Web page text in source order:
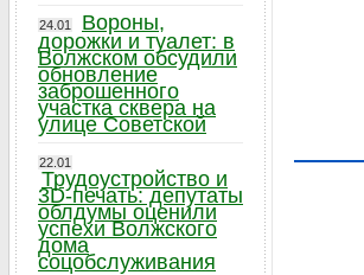
24.01
Вороны,
дорожки и туалет: в
Волжском обсудили
обновление
заброшенного
участка сквера на
улице Советской
22.01
Трудоустройство и
3D-печать: депутаты
облдумы оценили
успехи Волжского
дома
соцобслуживания